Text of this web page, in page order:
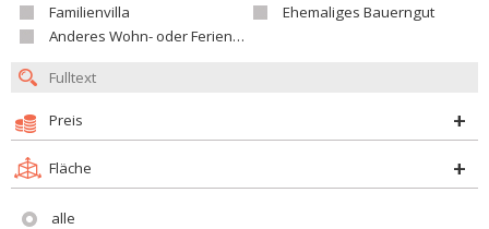
Familienvilla
Ehemaliges Bauerngut
Anderes Wohn- oder Ferienobjekt
Preis
Fläche
alle